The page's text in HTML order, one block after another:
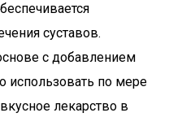
суставов.
с добавлением
использовать по мере
лекарство в